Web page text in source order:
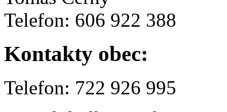
Telefon: 606 922 388
Kontakty obec:
Telefon: 722 926 995